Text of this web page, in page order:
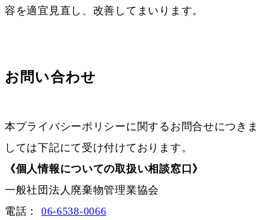
容を適宜見直し、改善してまいります。
お問い合わせ
本プライバシーポリシーに関するお問合せにつきま
しては下記にて受け付けております。
《個人情報についての取扱い相談窓口》
一般社団法人廃棄物管理業協会
電話： 06-6538-0066